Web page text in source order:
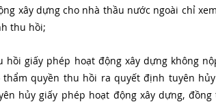
xây dựng cho nhà thầu nước ngoài chỉ
thu hồi;
giấy phép hoạt động xây dựng không
quyền thu hồi ra quyết định tuyên
hủy giấy phép hoạt động xây dựng,